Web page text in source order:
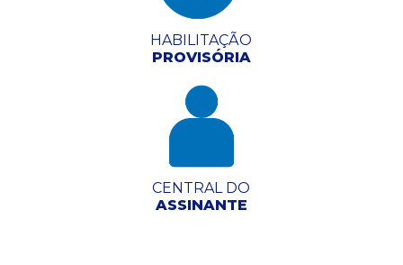
HABILITAÇÃO
PROVISÓRIA
CENTRAL DO
ASSINANTE